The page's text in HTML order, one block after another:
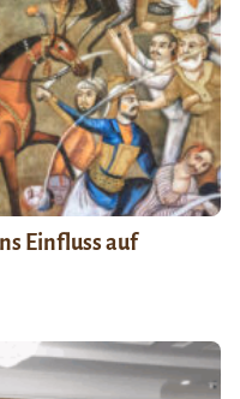
Einfluss auf